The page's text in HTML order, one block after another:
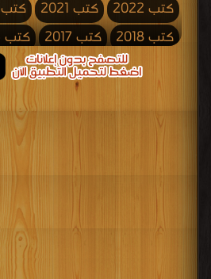
كتب 2022
كتب 2021 كتب 2020
كتب 2018
كتب 2017 كتب 2016
كتب 2013 كتب 2012
كتب 2009 كتب
كتب 2006
كتب 2005 كتب 2004
كتب 2000
كتب 1992
كتب 1990
كتب 1989 كتب 1988
كتب 1984